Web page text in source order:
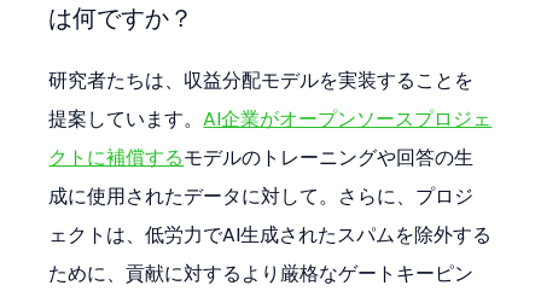
は何ですか？
研究者たちは、収益分配モデルを実装することを
提案しています。AI企業がオープンソースプロジェ
クトに補償するモデルのトレーニングや回答の生
成に使用されたデータに対して。さらに、プロジ
ェクトは、低労力でAI生成されたスパムを除外する
ために、貢献に対するより厳格なゲートキーピン